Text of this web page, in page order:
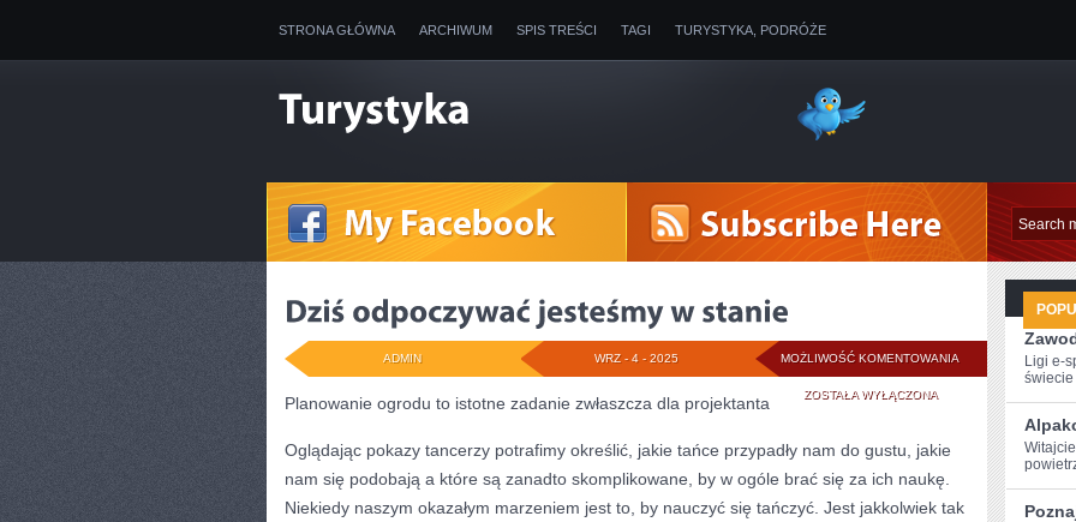
STRONA GŁÓWNA ARCHIWUM SPIS TREŚCI TAGI TURYSTYKA, PODRÓŻE
MOŻLIWOŚĆ KOMENTOWANIA
ODPOCZYWAĆ
JESTEŚMY
STANIE
ZOSTAŁA WYŁĄCZONA
WRZ - 4 - 2025
ADMIN
Planowanie ogrodu to istotne zadanie zwłaszcza dla projektanta
Oglądając pokazy tancerzy potrafimy określić, jakie tańce przypadły nam do gustu, jakie
nam się podobają a które są zanadto skomplikowane, by w ogóle brać się za ich naukę.
Niekiedy naszym okazałym marzeniem jest to, by nauczyć się tańczyć. Jest jakkolwiek tak
Ligi e-
świecie